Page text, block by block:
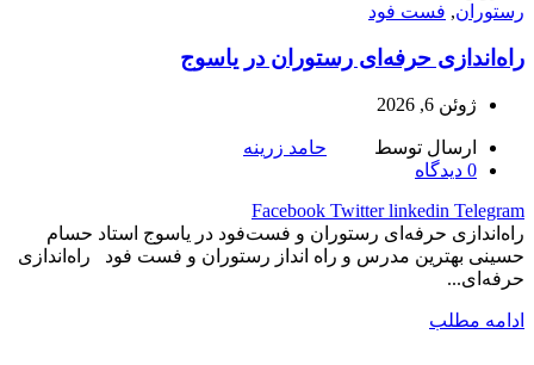
رستوران, فست فود
راه‌اندازی حرفه‌ای رستوران در یاسوج
ژوئن 6, 2026
ارسال توسط
حامد زرینه
0 دیدگاه
Facebook Twitter linkedin Telegram
راه‌اندازی حرفه‌ای رستوران و فست‌فود در یاسوج استاد حسام
حسینی بهترین مدرس و راه انداز رستوران و فست فود راه‌اندازی
حرفه‌ای...
ادامه مطلب